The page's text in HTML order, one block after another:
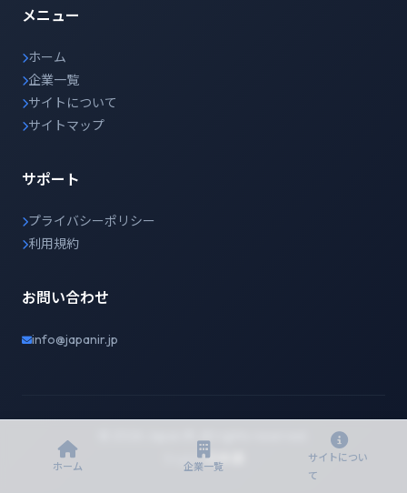
メニュー
ホーム
企業一覧
サイトについて
サイトマップ
サポート
プライバシーポリシー
利用規約
お問い合わせ
info@japanir.jp
English日本語
ホーム 企業一覧
サイトについ
て